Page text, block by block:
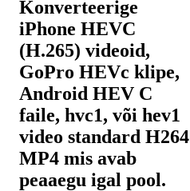
Konverteerige
iPhone HEVC
(H.265) videoid,
GoPro HEVc klipe,
Android HEV C
faile, hvc1, või hev1
video standard H264
MP4 mis avab
peaaegu igal pool.